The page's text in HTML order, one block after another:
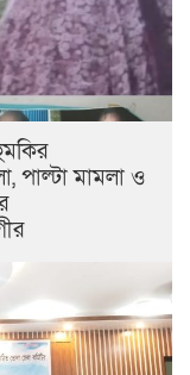
পাল্টা মামলা ও